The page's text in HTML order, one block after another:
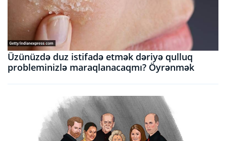
Üzünüzdə duz istifadə etmək dəriyə qulluq
probleminizlə maraqlanacaqmı? Öyrənmək